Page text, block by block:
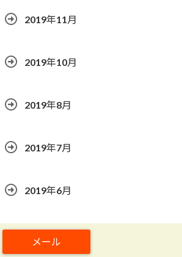
2019年11月
2019年10月
2019年8月
2019年7月
2019年6月
2019年5月